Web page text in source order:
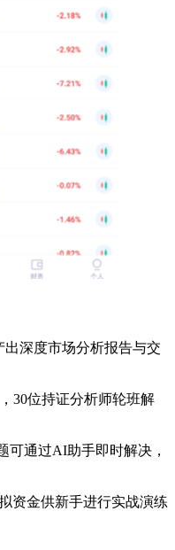
出深度市场分析报告与交
30位持证分析师轮班解
可通过AI助手即时解决，
资金供新手进行实战演练